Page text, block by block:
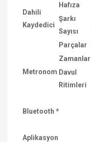
Dahili
Kaydedici
Hafıza
Şarkı
Sayısı
Parçalar
Metronom
Zamanlar
Davul
Ritimleri
Bluetooth *
Aplikasyon